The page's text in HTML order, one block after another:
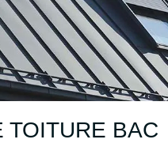
TOITURE BAC